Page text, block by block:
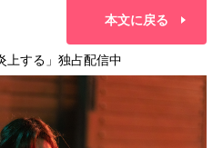
本文に戻る
上する」独占配信中